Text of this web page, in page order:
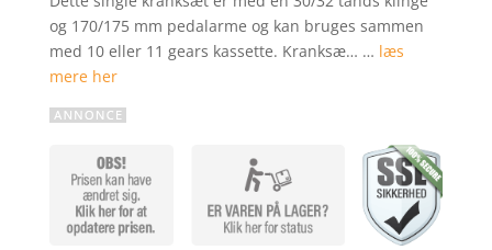
og 170/175 mm pedalarme og kan bruges sammen
med 10 eller 11 gears kassette. Kranksæ… … læs
mere her